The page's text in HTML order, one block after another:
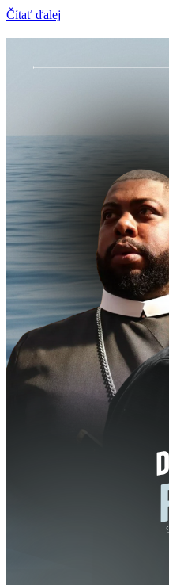
Čítať ďalej